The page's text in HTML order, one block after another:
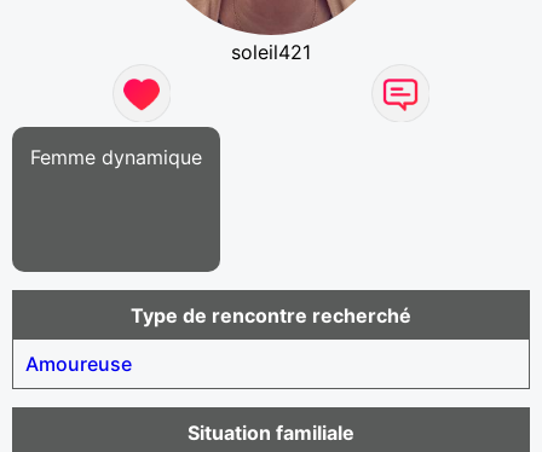
soleil421
Femme dynamique
Type de rencontre recherché
Amoureuse
Situation familiale